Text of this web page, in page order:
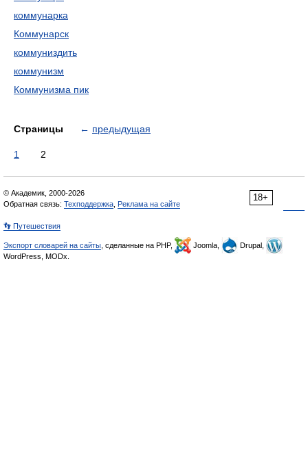
коммунарка
Коммунарск
коммуниздить
коммунизм
Коммунизма пик
Страницы ← предыдущая
1 2
18+
© Академик, 2000-2026
Обратная связь: Техподдержка Реклама на сайте
👣 Путешествия
Экспорт словарей на сайты , сделанные на PHP, Joomla,
Drupal,
WordPress, MODx.